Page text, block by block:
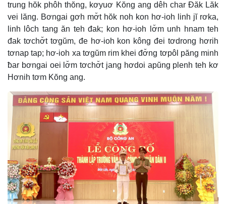
trung hŏk phôh thŏng, kơyuơ Kŏng ang dêh char Đăk Lăk
vei lăng. Bơngai gơh mơ̆t hŏk noh kon hơ-ioh linh jĭ rơka,
linh lôch tang ăn teh đak; kon hơ-ioh lơ̆m unh hnam teh
đak tơchơ̆t tơgŭm, đe hơ-ioh kon kông đei tơdrong hơrih
tơnap tap; hơ-ioh xa tơgŭm rim khei đơ̆ng tơpôl păng minh
ƀar bơngai oei lơ̆m tơchơ̆t jang hơdoi apŭng plenh teh kơ
Hơnih tơm Kŏng ang.